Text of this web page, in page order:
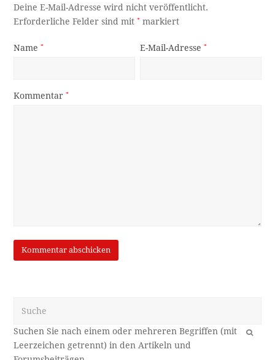
Deine E-Mail-Adresse wird nicht veröffentlicht.
Erforderliche Felder sind mit* markiert
Name* E-Mail-Adresse*
Kommentar*
OK